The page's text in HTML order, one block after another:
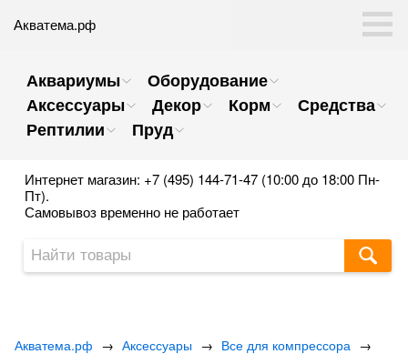
Акватема.рф
Аквариумы
Оборудование
Аксессуары
Декор Корм
Средства
Рептилии
Пруд
Интернет магазин: +7 (495) 144-71-47 (10:00 до 18:00 Пн-
Пт).
Самовывоз временно не работает
Акватема.рф → Аксессуары → Все для компрессора →